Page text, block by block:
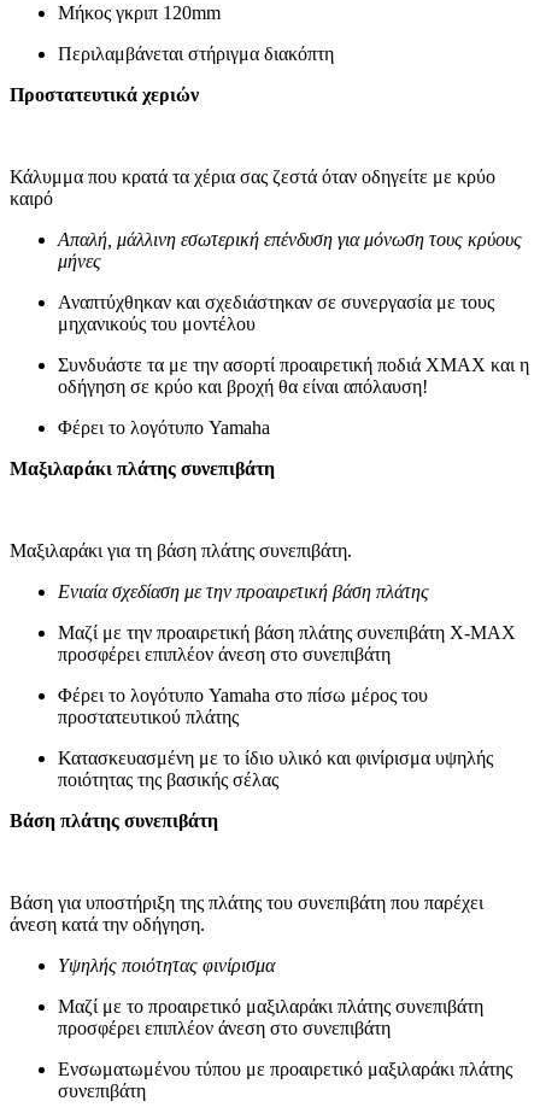
Μήκος γκριπ 120mm
Περιλαμβάνεται στήριγμα διακόπτη
Προστατευτικά χεριών
Κάλυμμα που κρατά τα χέρια σας ζεστά όταν οδηγείτε με κρύο
καιρό
Απαλή, μάλλινη εσωτερική επένδυση για μόνωση τους κρύους
μήνες
Αναπτύχθηκαν και σχεδιάστηκαν σε συνεργασία με τους
μηχανικούς του μοντέλου
Συνδυάστε τα με την ασορτί προαιρετική ποδιά XMAX και η
οδήγηση σε κρύο και βροχή θα είναι απόλαυση!
Φέρει το λογότυπο Yamaha
Μαξιλαράκι πλάτης συνεπιβάτη
Μαξιλαράκι για τη βάση πλάτης συνεπιβάτη.
Ενιαία σχεδίαση με την προαιρετική βάση πλάτης
Μαζί με την προαιρετική βάση πλάτης συνεπιβάτη X-MAX
προσφέρει επιπλέον άνεση στο συνεπιβάτη
Φέρει το λογότυπο Yamaha στο πίσω μέρος του
προστατευτικού πλάτης
Κατασκευασμένη με το ίδιο υλικό και φινίρισμα υψηλής
ποιότητας της βασικής σέλας
Βάση πλάτης συνεπιβάτη
Βάση για υποστήριξη της πλάτης του συνεπιβάτη που παρέχει
άνεση κατά την οδήγηση.
Υψηλής ποιότητας φινίρισμα
Μαζί με το προαιρετικό μαξιλαράκι πλάτης συνεπιβάτη
προσφέρει επιπλέον άνεση στο συνεπιβάτη
Ενσωματωμένου τύπου με προαιρετικό μαξιλαράκι πλάτης
συνεπιβάτη